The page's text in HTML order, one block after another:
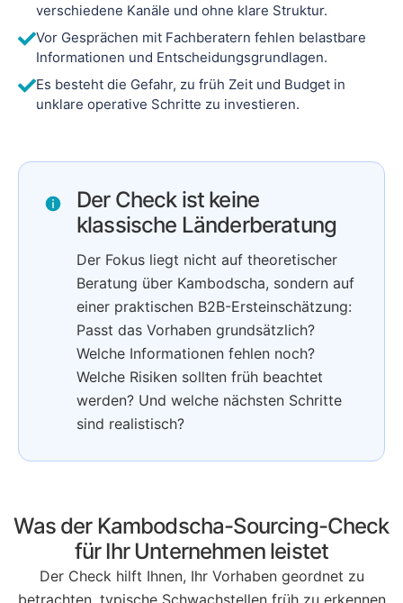
verschiedene Kanäle und ohne klare Struktur.
Vor Gesprächen mit Fachberatern fehlen belastbare
Informationen und Entscheidungsgrundlagen.
Es besteht die Gefahr, zu früh Zeit und Budget in
unklare operative Schritte zu investieren.
Der Check ist keine
klassische Länderberatung
Der Fokus liegt nicht auf theoretischer
Beratung über Kambodscha, sondern auf
einer praktischen B2B-Ersteinschätzung:
Passt das Vorhaben grundsätzlich?
Welche Informationen fehlen noch?
Welche Risiken sollten früh beachtet
werden? Und welche nächsten Schritte
sind realistisch?
Was der Kambodscha-Sourcing-Check
für Ihr Unternehmen leistet
Der Check hilft Ihnen, Ihr Vorhaben geordnet zu
betrachten, typische Schwachstellen früh zu erkennen